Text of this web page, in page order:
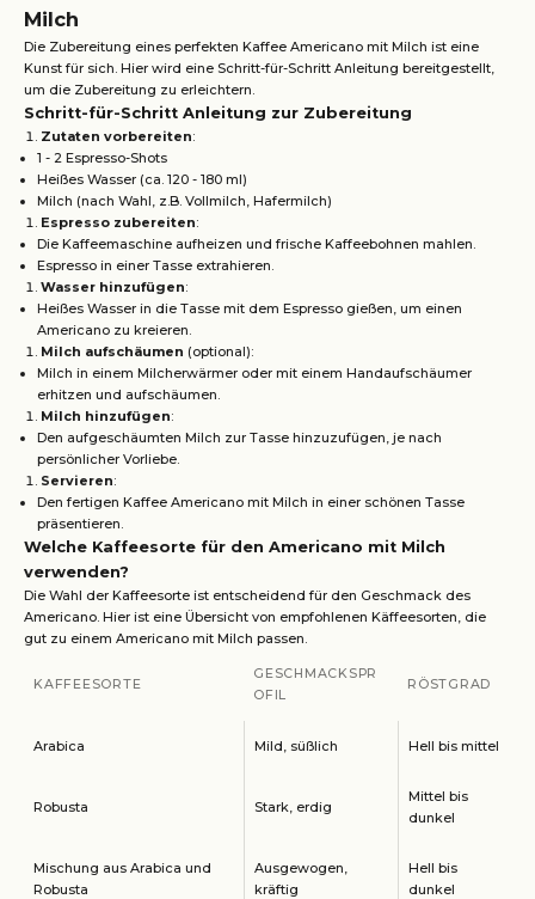
Milch
Die Zubereitung eines perfekten Kaffee Americano mit Milch ist eine
Kunst für sich. Hier wird eine Schritt-für-Schritt Anleitung bereitgestellt,
um die Zubereitung zu erleichtern.
Schritt-für-Schritt Anleitung zur Zubereitung
Zutaten vorbereiten:
1 - 2 Espresso-Shots
Heißes Wasser (ca. 120 - 180 ml)
Milch (nach Wahl, z.B. Vollmilch, Hafermilch)
Espresso zubereiten:
Die Kaffeemaschine aufheizen und frische Kaffeebohnen mahlen.
Espresso in einer Tasse extrahieren.
Wasser hinzufügen:
Heißes Wasser in die Tasse mit dem Espresso gießen, um einen
Americano zu kreieren.
Milch aufschäumen (optional):
Milch in einem Milcherwärmer oder mit einem Handaufschäumer
erhitzen und aufschäumen.
Milch hinzufügen:
Den aufgeschäumten Milch zur Tasse hinzuzufügen, je nach
persönlicher Vorliebe.
Servieren:
Den fertigen Kaffee Americano mit Milch in einer schönen Tasse
präsentieren.
Welche Kaffeesorte für den Americano mit Milch
verwenden?
Die Wahl der Kaffeesorte ist entscheidend für den Geschmack des
Americano. Hier ist eine Übersicht von empfohlenen Käffeesorten, die
gut zu einem Americano mit Milch passen.
KAFFEESORTE
GESCHMACKSPR
OFIL
RÖSTGRAD
Arabica Mild, süßlich Hell bis mittel
Robusta Stark, erdig
Mittel bis
dunkel
Mischung aus Arabica und
Robusta
Ausgewogen,
kräftig
Hell bis
dunkel